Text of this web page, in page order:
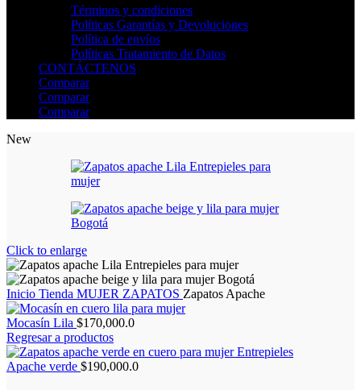
Términos y condiciones
Políticas Garantías y Devoluciones
Política de envíos
Políticas Tratamiento de Datos
CONTÁCTENOS
Comparar
Comparar
Comparar
New
Click to enlarge
Inicio Tienda MUJER ZAPATOS Zapatos Apache
Mocasín Lila $170,000.0
Regresar a productos
Apache verde $190,000.0